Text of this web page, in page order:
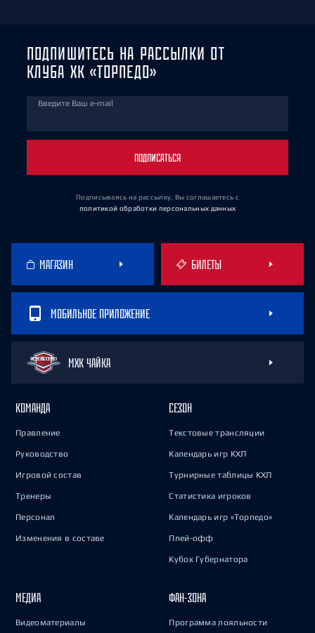
ПОДПИШИТЕСЬ НА РАССЫЛКИ ОТ
КЛУБА ХК «ТОРПЕДО»
Введите Ваш e-mail
ПОДПИСАТЬСЯ
Подписываясь на рассылку, Вы соглашаетесь с
политикой обработки персональных данных
МАГАЗИН БИЛЕТЫ
МОБИЛЬНОЕ ПРИЛОЖЕНИЕ
МХК ЧАЙКА
КОМАНДА
Правление
Руководство
Игровой состав
Тренеры
Персонал
Изменения в составе
СЕЗОН
Текстовые трансляции
Календарь игр КХЛ
Турнирные таблицы КХЛ
Статистика игроков
Календарь игр «Торпедо»
Плей-офф
Кубок Губернатора
МЕДИА
Видеоматериалы
ФАН-ЗОНА
Программа лояльности